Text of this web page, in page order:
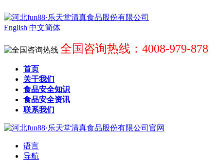
English 中文简体
全国咨询热线：4008-979-878
首页
关于我们
食品安全知识
食品安全资讯
联系我们
语言
导航